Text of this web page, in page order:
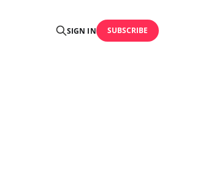
SIGN IN SUBSCRIBE